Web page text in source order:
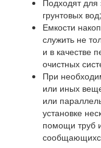
грунтовых вод;
Емкости
служить не
и в качестве
очистных
При
или иных
или
установке
помощи труб